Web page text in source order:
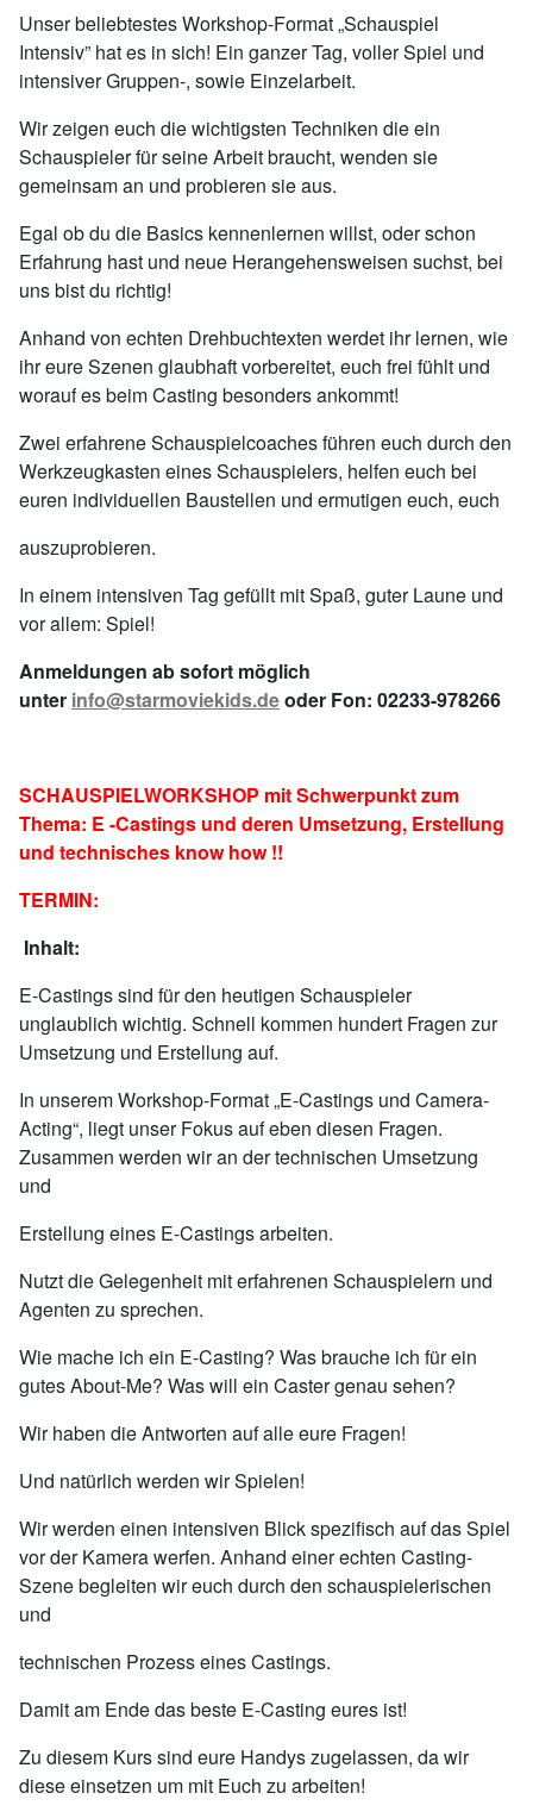
Unser beliebtestes Workshop-Format „Schauspiel
Intensiv” hat es in sich! Ein ganzer Tag, voller Spiel und
intensiver Gruppen-, sowie Einzelarbeit.
Wir zeigen euch die wichtigsten Techniken die ein
Schauspieler für seine Arbeit braucht, wenden sie
gemeinsam an und probieren sie aus.
Egal ob du die Basics kennenlernen willst, oder schon
Erfahrung hast und neue Herangehensweisen suchst, bei
uns bist du richtig!
Anhand von echten Drehbuchtexten werdet ihr lernen, wie
ihr eure Szenen glaubhaft vorbereitet, euch frei fühlt und
worauf es beim Casting besonders ankommt!
Zwei erfahrene Schauspielcoaches führen euch durch den
Werkzeugkasten eines Schauspielers, helfen euch bei
euren individuellen Baustellen und ermutigen euch, euch
auszuprobieren.
In einem intensiven Tag gefüllt mit Spaß, guter Laune und
vor allem: Spiel!
Anmeldungen ab sofort möglich
unter info@starmoviekids.deoder Fon: 02233-978266
SCHAUSPIELWORKSHOP mit Schwerpunkt zum
Thema: E -Castings und deren Umsetzung, Erstellung
und technisches know how !!
TERMIN:
Inhalt:
E-Castings sind für den heutigen Schauspieler
unglaublich wichtig. Schnell kommen hundert Fragen zur
Umsetzung und Erstellung auf.
In unserem Workshop-Format „E-Castings und Camera-
Acting“, liegt unser Fokus auf eben diesen Fragen.
Zusammen werden wir an der technischen Umsetzung
und
Erstellung eines E-Castings arbeiten.
Nutzt die Gelegenheit mit erfahrenen Schauspielern und
Agenten zu sprechen.
Wie mache ich ein E-Casting? Was brauche ich für ein
gutes About-Me? Was will ein Caster genau sehen?
Wir haben die Antworten auf alle eure Fragen!
Und natürlich werden wir Spielen!
Wir werden einen intensiven Blick spezifisch auf das Spiel
vor der Kamera werfen. Anhand einer echten Casting-
Szene begleiten wir euch durch den schauspielerischen
und
technischen Prozess eines Castings.
Damit am Ende das beste E-Casting eures ist!
Zu diesem Kurs sind eure Handys zugelassen, da wir
diese einsetzen um mit Euch zu arbeiten!